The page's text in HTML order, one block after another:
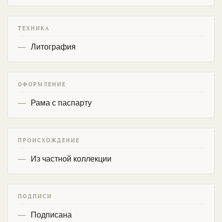
ТЕХНИКА
Литография
ОФОРМЛЕНИЕ
Рама с паспарту
ПРОИСХОЖДЕНИЕ
Из частной коллекции
ПОДПИСИ
Подписана